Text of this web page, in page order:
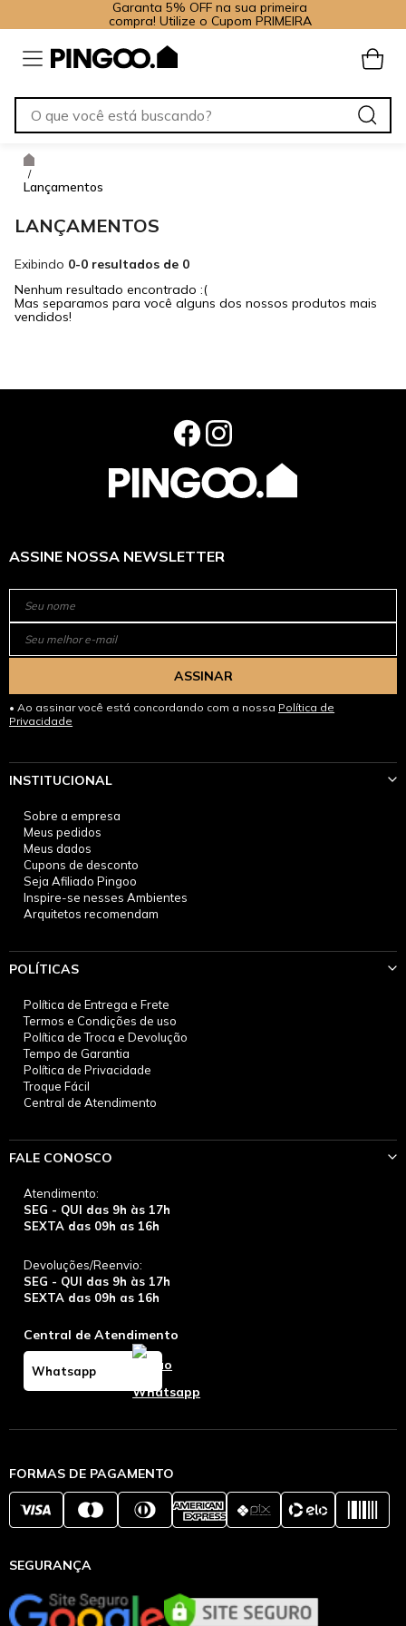
Garanta 5% OFF na sua primeira
compra! Utilize o Cupom PRIMEIRA
/
Lançamentos
LANÇAMENTOS
Exibindo 0-0 resultados de 0
Nenhum resultado encontrado :(
Mas separamos para você alguns dos nossos produtos mais
vendidos!
ASSINE NOSSA NEWSLETTER
ASSINAR
Ao assinar você está concordando com a nossa Política de
Privacidade
INSTITUCIONAL
Sobre a empresa
Meus pedidos
Meus dados
Cupons de desconto
Seja Afiliado Pingoo
Inspire-se nesses Ambientes
Arquitetos recomendam
POLÍTICAS
Política de Entrega e Frete
Termos e Condições de uso
Política de Troca e Devolução
Tempo de Garantia
Política de Privacidade
Troque Fácil
Central de Atendimento
FALE CONOSCO
Atendimento:
SEG - QUI das 9h às 17h
SEXTA das 09h as 16h
Devoluções/Reenvio:
SEG - QUI das 9h às 17h
SEXTA das 09h as 16h
Central de Atendimento
Whatsapp
FORMAS DE PAGAMENTO
SEGURANÇA